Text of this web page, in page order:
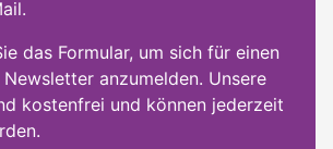
das Formular, um sich für einen
anzumelden. Unsere
kostenfrei und können jederzeit